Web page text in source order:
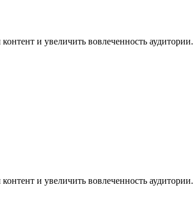
и увеличить вовлеченность аудитории.
и увеличить вовлеченность аудитории.